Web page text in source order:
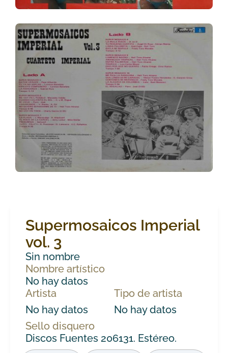
Supermosaicos Imperial
vol. 3
Sin nombre
Nombre artístico
No hay datos
Artista
No hay datos
Tipo de artista
No hay datos
Sello disquero
Discos Fuentes 206131. Estéreo.